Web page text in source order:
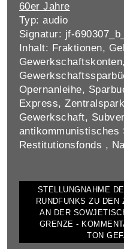
60er Jahre
Typ: audio
Signatur: jf-
Inhalt: Fraktionen,
Opernanleihe,
Express,
Gewerkschaft,
antikommunistisches
Restitutionsfonds ,
STELLUNGNAHME
RUNDFUNKS ZU DEN
AN DER
GRENZE -
TON